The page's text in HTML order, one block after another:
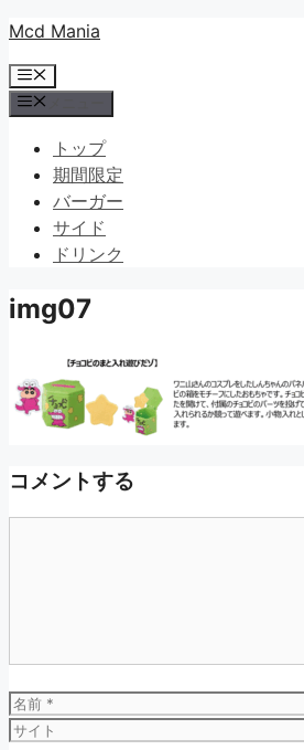
コ
テ
ン
Mcd Mania
メ
ニ
ュ
トップ
期間限定
バーガー
サイド
ドリンク
img07
コメントする
名
前